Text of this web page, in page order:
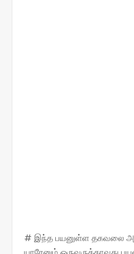
# இந்த பயனுள்ள தகவலை